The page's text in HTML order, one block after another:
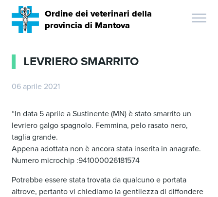
Ordine dei veterinari della
provincia di Mantova
LEVRIERO SMARRITO
06 aprile 2021
“In data 5 aprile a Sustinente (MN) è stato smarrito un
levriero galgo spagnolo. Femmina, pelo rasato nero,
taglia grande.
Appena adottata non è ancora stata inserita in anagrafe.
Numero microchip :941000026181574
Potrebbe essere stata trovata da qualcuno e portata
altrove, pertanto vi chiediamo la gentilezza di diffondere